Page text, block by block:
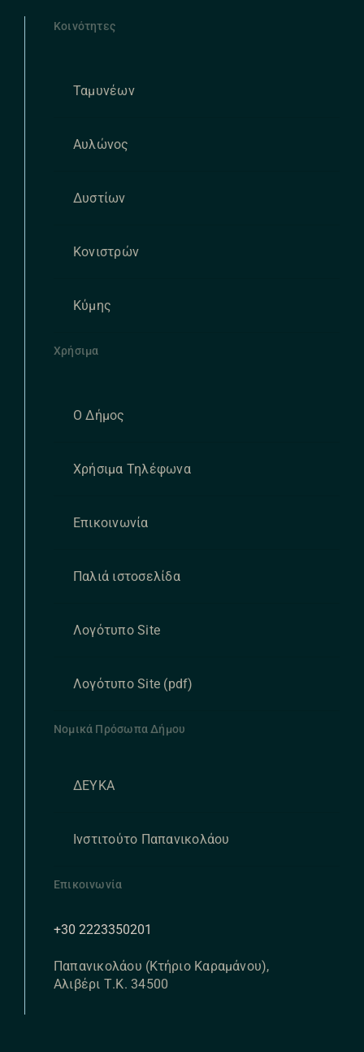
Κοινότητες
Ταμυνέων
Αυλώνος
Δυστίων
Κονιστρών
Κύμης
Χρήσιμα
Ο Δήμος
Χρήσιμα Τηλέφωνα
Επικοινωνία
Παλιά ιστοσελίδα
Λογότυπο Site
Λογότυπο Site (pdf)
Νομικά Πρόσωπα Δήμου
ΔΕΥΚΑ
Ινστιτούτο Παπανικολάου
Επικοινωνία
+30 2223350201
Παπανικολάου (Κτήριο Καραμάνου),
Αλιβέρι Τ.Κ. 34500